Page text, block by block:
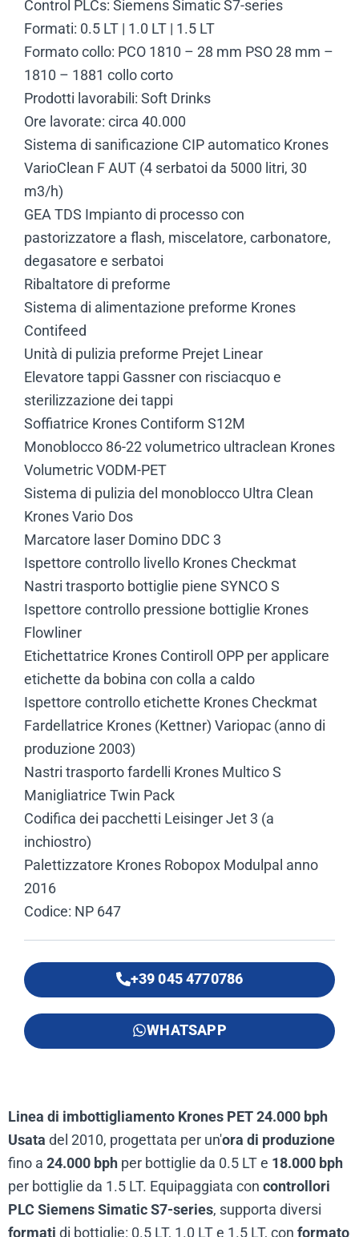
Control PLCs: Siemens Simatic S7-series
Formati: 0.5 LT | 1.0 LT | 1.5 LT
Formato collo: PCO 1810 – 28 mm PSO 28 mm –
1810 – 1881 collo corto
Prodotti lavorabili: Soft Drinks
Ore lavorate: circa 40.000
Sistema di sanificazione CIP automatico Krones
VarioClean F AUT (4 serbatoi da 5000 litri, 30
m3/h)
GEA TDS Impianto di processo con
pastorizzatore a flash, miscelatore, carbonatore,
degasatore e serbatoi
Ribaltatore di preforme
Sistema di alimentazione preforme Krones
Contifeed
Unità di pulizia preforme Prejet Linear
Elevatore tappi Gassner con risciacquo e
sterilizzazione dei tappi
Soffiatrice Krones Contiform S12M
Monoblocco 86-22 volumetrico ultraclean Krones
Volumetric VODM-PET
Sistema di pulizia del monoblocco Ultra Clean
Krones Vario Dos
Marcatore laser Domino DDC 3
Ispettore controllo livello Krones Checkmat
Nastri trasporto bottiglie piene SYNCO S
Ispettore controllo pressione bottiglie Krones
Flowliner
Etichettatrice Krones Contiroll OPP per applicare
etichette da bobina con colla a caldo
Ispettore controllo etichette Krones Checkmat
Fardellatrice Krones (Kettner) Variopac (anno di
produzione 2003)
Nastri trasporto fardelli Krones Multico S
Manigliatrice Twin Pack
Codifica dei pacchetti Leisinger Jet 3 (a
inchiostro)
Palettizzatore Krones Robopox Modulpal anno
2016
Codice: NP 647
+39 045 4770786
WHATSAPP
Linea di imbottigliamento Krones PET 24.000 bph
Usata del 2010, progettata per un'ora di produzione
fino a 24.000 bph per bottiglie da 0.5 LT e 18.000 bph
per bottiglie da 1.5 LT. Equipaggiata con controllori
PLC Siemens Simatic S7-series, supporta diversi
formati di bottiglie: 0.5 LT, 1.0 LT e 1.5 LT, con formato